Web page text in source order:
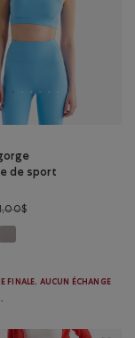
Couleur
Couleur
de sport
Prix réduit de
FINALE. AUCUN ÉCHANGE